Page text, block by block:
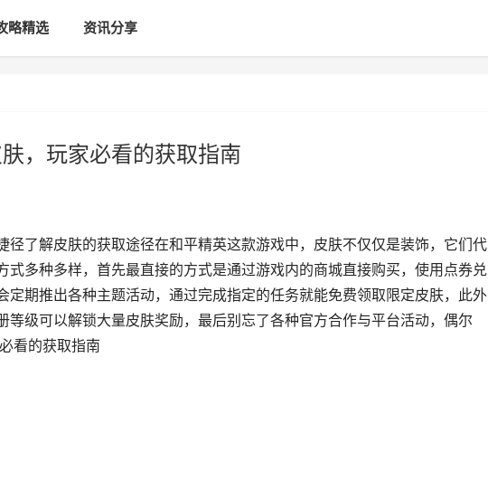
略精选 资讯分享
，玩家必看的获取指南
径了解皮肤的获取途径在和平精英这款游戏中，皮肤不仅仅是装饰，它们代
式多种多样，首先最直接的方式是通过游戏内的商城直接购买，使用点券兑
定期推出各种主题活动，通过完成指定的任务就能免费领取限定皮肤，此外
等级可以解锁大量皮肤奖励，最后别忘了各种官方合作与平台活动，偶尔
看的获取指南